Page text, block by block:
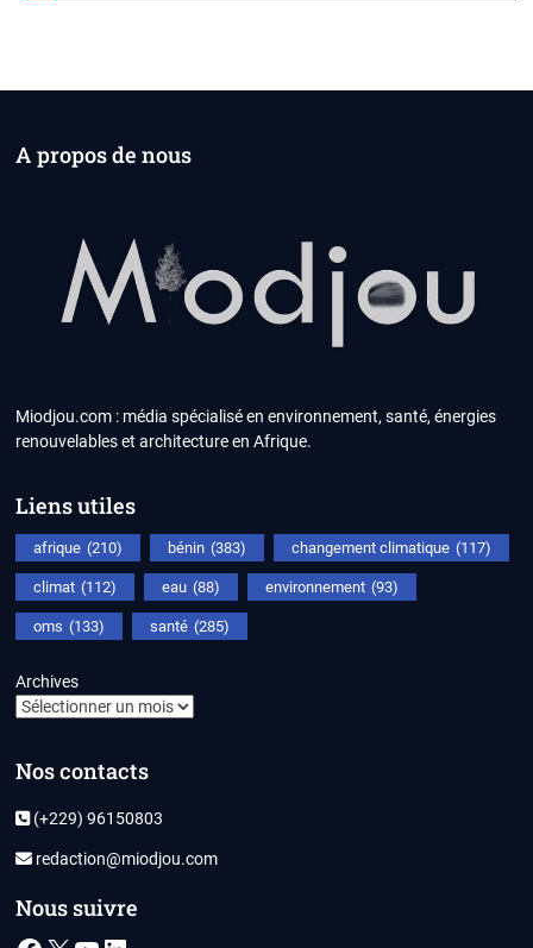
A propos de nous
Miodjou.com : média spécialisé en environnement, santé, énergies
renouvelables et architecture en Afrique.
Liens utiles
afrique (210) bénin (383) changement climatique (117)
climat (112) eau (88) environnement (93)
oms (133) santé (285)
Archives
Nos contacts
(+229) 96150803
redaction@miodjou.com
Nous suivre